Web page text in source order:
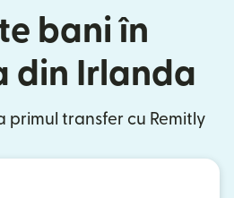
bani în
din Irlanda
primul transfer cu Remitly